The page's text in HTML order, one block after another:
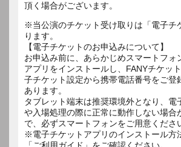
※当公演のチケット受け取りは「電子チ
ります。
【電子チケットのお申込みについて】
お申込み前に、あらかじめスマートフォ
アプリをインストールし、FANYチケッ
子チケット設定から携帯電話番号をご登
あります。
タブレット端末は推奨環境外となり、電
や入場処理の際に正常に動作しない場合
で、必ずスマートフォンをご用意くださ
※電子チケットアプリのインストール方